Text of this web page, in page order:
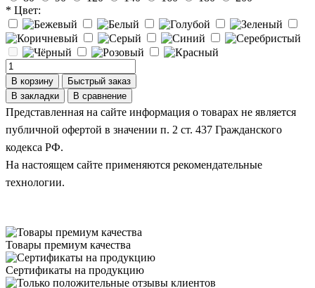
* Цвет:
В корзину
Быстрый заказ
В закладки
В сравнение
Представленная на сайте информация о товарах не является
публичной офертой в значении п. 2 ст. 437 Гражданского
кодекса РФ.
На настоящем сайте применяются рекомендательные
технологии.
Товары премиум качества
Сертификаты на продукцию